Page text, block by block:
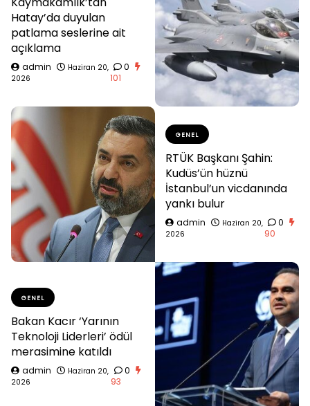
Hatay’da duyulan
patlama seslerine ait
açıklama
admin
Haziran 20,
2026
0
101
GENEL
RTÜK Başkanı Şahin:
Kudüs’ün hüznü
İstanbul’un vicdanında
yankı bulur
admin
Haziran 20,
2026
0
90
GENEL
Bakan Kacır ‘Yarının
Teknoloji Liderleri’ ödül
merasimine katıldı
admin
Haziran 20,
2026
0
93